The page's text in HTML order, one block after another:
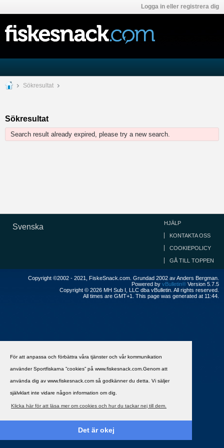
För att anpassa och förbättra våra tjänster och vår kommunikation
använder Sportfiskarna ”cookies” på www.fiskesnack.com.Genom att
använda dig av www.fiskesnack.com så godkänner du detta. Vi säljer
självklart inte vidare någon information om dig.
Klicka här för att läsa mer om cookies och hur du tackar nej till dem.
Det är okej
Logga in eller registrera dig
Sökresultat
Sökresultat
Search result already expired, please try a new search.
Svenska HJÄLP
KONTAKTA OSS
COOKIEPOLICY
GÅ TILL TOPPEN
Copyright ©2002 - 2021, FiskeSnack.com. Grundad 2002 av Anders Bergman.
Powered by vBulletin® Version 5.7.5
Copyright © 2026 MH Sub I, LLC dba vBulletin. All rights reserved.
All times are GMT+1. This page was generated at 11:44.